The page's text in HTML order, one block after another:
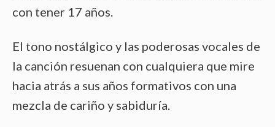
con tener 17 años.
El tono nostálgico y las poderosas vocales de
la canción resuenan con cualquiera que mire
hacia atrás a sus años formativos con una
mezcla de cariño y sabiduría.